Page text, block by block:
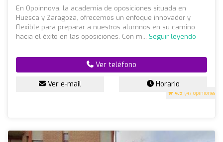
4.9 (47 opiniones)
En Opoinnova, la academia de oposiciones situada en
Huesca y Zaragoza, ofrecemos un enfoque innovador y
flexible para preparar a nuestros alumnos en su camino
hacia el éxito en las oposiciones. Con m... Seguir leyendo
Ver teléfono
Ver e-mail Horario